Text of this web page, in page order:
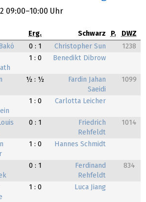
09:00–10:00 Uhr
Erg. Schwarz P.
DWZ
0 : 1 Christopher Sun
1238
1 : 0 Benedikt Dibrow
½ : ½
Fardin Jahan
Saeidi
1099
1 : 0 Carlotta Leicher
0 : 1
Friedrich
Rehfeldt
1014
1 : 0 Hannes Schmidt
0 : 1
Ferdinand
Rehfeldt
834
1 : 0 Luca Jiang